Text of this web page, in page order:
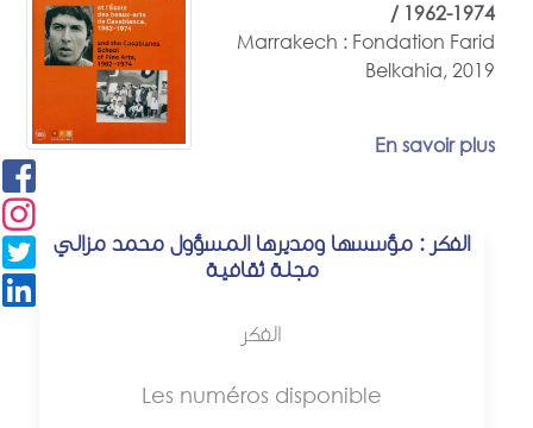
1962-1974 /
Marrakech : Fondation Farid
Belkahia, 2019
En savoir plus
الفكر : مؤسسها ومديرها المسؤول محمد مزالي
مجلة ثقافية
الفكر
Les numéros disponible